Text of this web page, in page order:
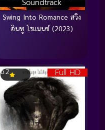
Soundtrack
Swing Into Romance สวิง
อินทู โรแมนซ์ (2023)
Full HD
6.2